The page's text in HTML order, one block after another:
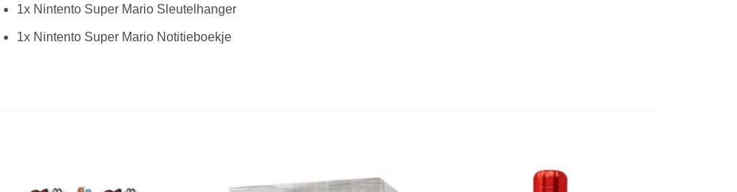
1x Nintento Super Mario Sleutelhanger
1x Nintento Super Mario Notitieboekje